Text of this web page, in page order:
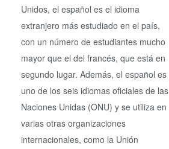
Unidos, el español es el idioma
extranjero más estudiado en el país,
con un número de estudiantes mucho
mayor que el del francés, que está en
segundo lugar. Además, el español es
uno de los seis idiomas oficiales de las
Naciones Unidas (ONU) y se utiliza en
varias otras organizaciones
internacionales, como la Unión